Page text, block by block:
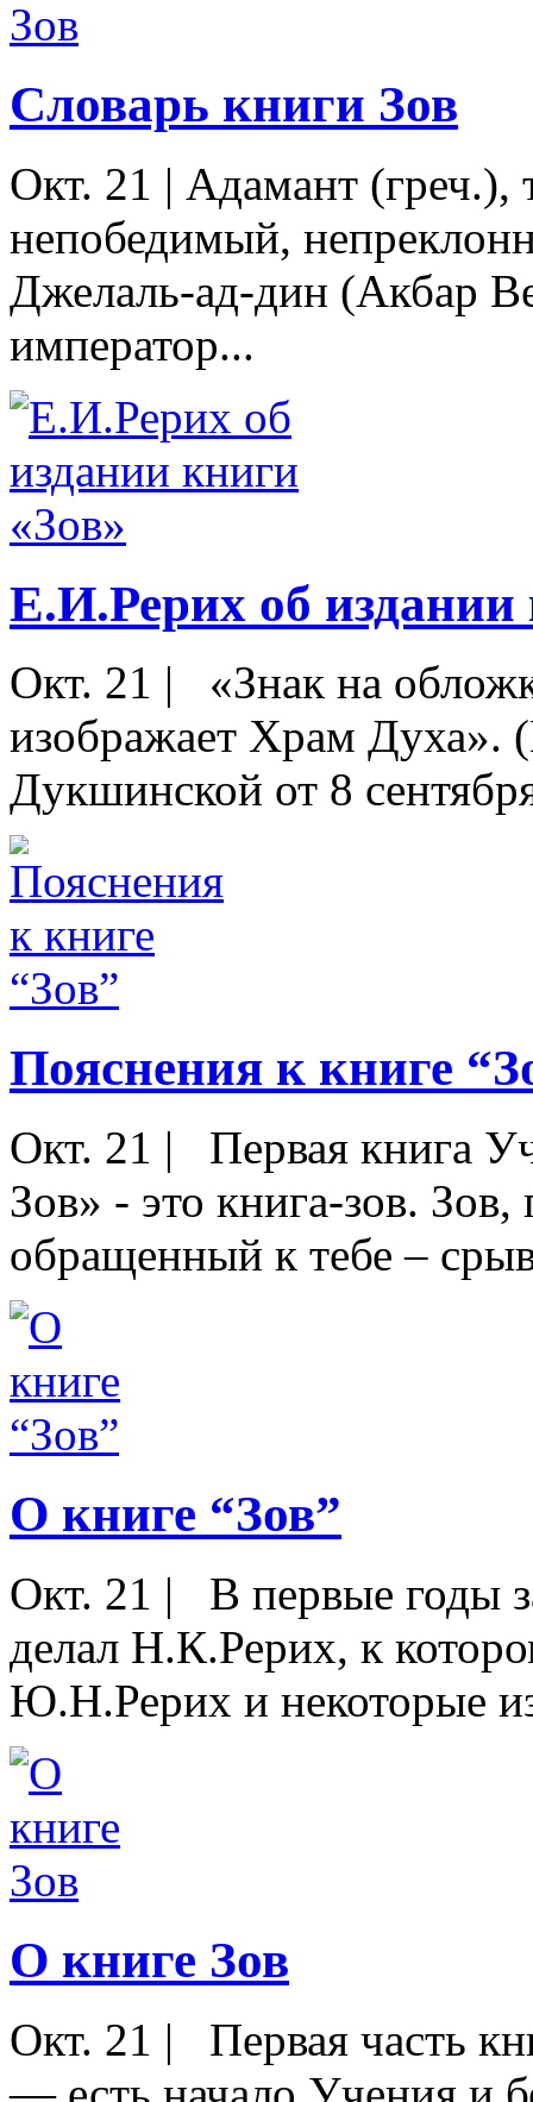
Словарь книги Зов
Окт. 21 | Адамант
непобедимый,
Джелаль-ад-дин (Акбар
император...
Е.И.Рерих об издании
Окт. 21 |
«Знак на
изображает Храм
Дукшинской от 8
Пояснения к книге
Окт. 21 |
Первая книга
Зов» - это книга-зов.
обращенный к тебе –
О книге “Зов”
Окт. 21 |
В первые годы
делал Н.К.Рерих, к
Ю.Н.Рерих и некоторые
О книге Зов
Окт. 21 |
Первая часть